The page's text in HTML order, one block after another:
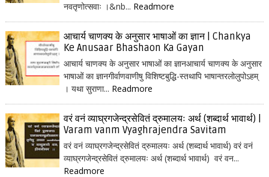
नवतृणोत्सवाः ।&nb... Readmore
आचार्य चाणक्य के अनुसार भाषाओं का ज्ञान | Chankya
Ke Anusaar Bhashaon Ka Gayan
आचार्य चाणक्य के अनुसार भाषाओं का ज्ञानआचार्य चाणक्य के अनुसार
भाषाओं का ज्ञानगीर्वाणवाणीषु विशिष्टबुद्धि-स्तथापि भाषान्तरलोलुपोऽहम्
। यथा सुराणा... Readmore
वरं वनं व्याघ्रगजेन्द्रसेवितं द्रुमालयः अर्थ (शब्दार्थ भावार्थ) |
Varam vanm Vyaghrajendra Savitam
वरं वनं व्याघ्रगजेन्द्रसेवितं द्रुमालयः अर्थ (शब्दार्थ भावार्थ) वरं वनं
व्याघ्रगजेन्द्रसेवितं द्रुमालयः अर्थ (शब्दार्थ भावार्थ) वरं वन...
Readmore